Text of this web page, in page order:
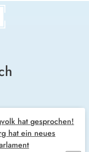
hat gesprochen!
hat ein neues